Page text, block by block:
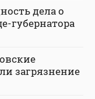
дела о
губернатора
загрязнение